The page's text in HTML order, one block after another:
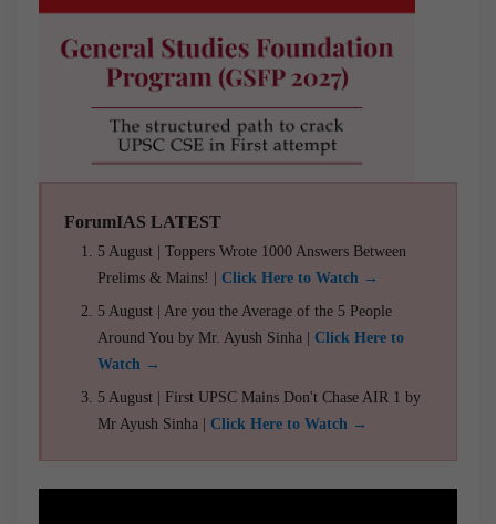
ForumIAS LATEST
5 August | Toppers Wrote 1000 Answers Between
Prelims & Mains! | Click Here to Watch →
5 August | Are you the Average of the 5 People
Around You by Mr. Ayush Sinha | Click Here to
Watch →
5 August | First UPSC Mains Don't Chase AIR 1 by
Mr Ayush Sinha | Click Here to Watch →